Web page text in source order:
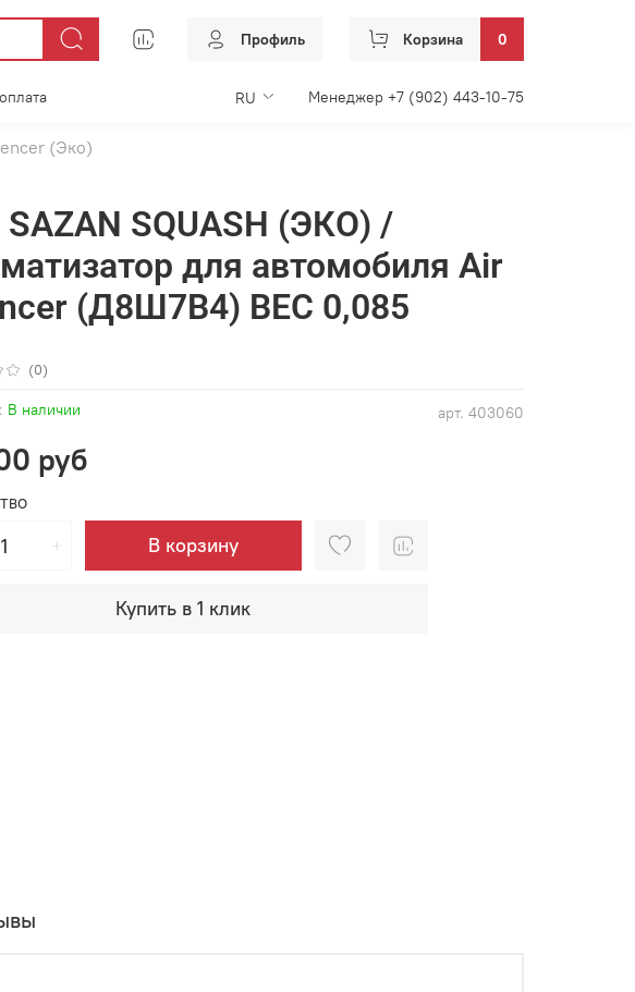
Профиль Корзина 0
RU Менеджер +7 (902) 443-10-75
(Эко)
(0)
арт. 403060
В наличии
SAZAN SQUASH (ЭКО) /
для автомобиля Air
(Д8Ш7В4) ВЕС 0,085
руб
В корзину
Купить в 1 клик